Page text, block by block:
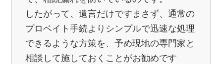
したがって、遺言だけですまさず、通常の
プロベイト手続よりシンプルで迅速な処理
できるような方策を、予め現地の専門家と
相談して施しておくことがお勧めです